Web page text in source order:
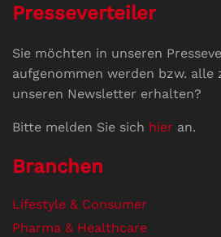
Presseverteiler
Sie möchten in unseren
aufgenommen werden bzw. alle
unseren Newsletter erhalten?
Bitte melden Sie sich hier an.
Branchen
Lifestyle & Consumer
Pharma & Healthcare